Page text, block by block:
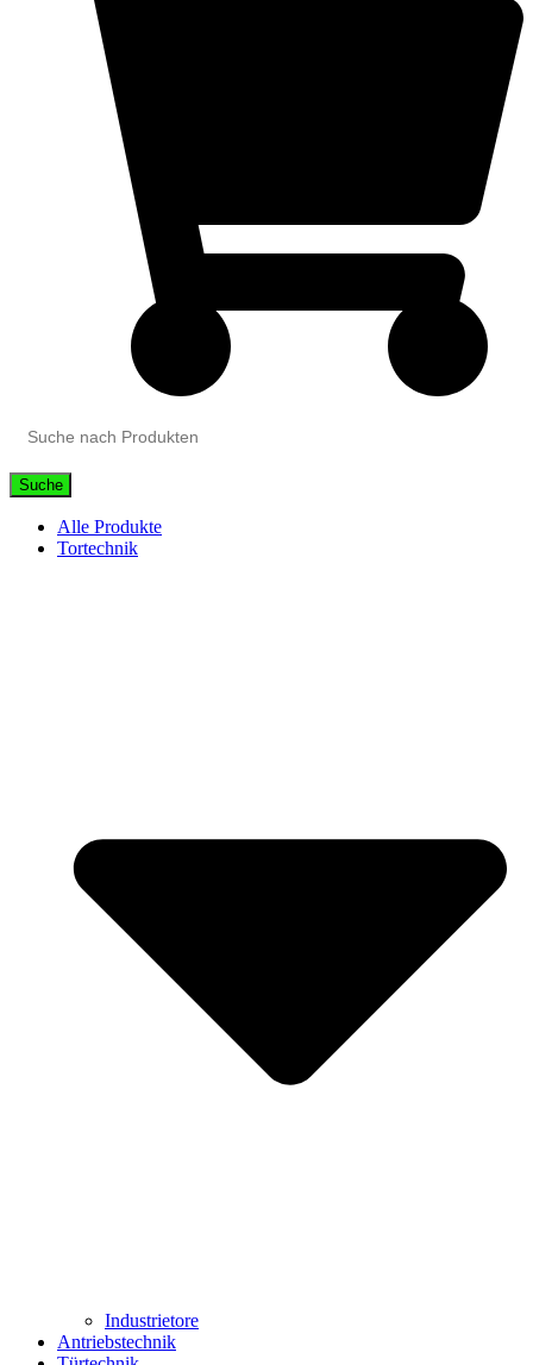
Suche
Alle Produkte
Tortechnik
Industrietore
Antriebstechnik